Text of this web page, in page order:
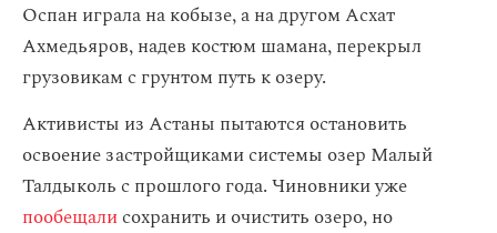
Оспан играла на кобызе, а на другом Асхат
Ахмедьяров, надев костюм шамана, перекрыл
грузовикам с грунтом путь к озеру.
Активисты из Астаны пытаются остановить
освоение застройщиками системы озер Малый
Талдыколь с прошлого года. Чиновники уже
пообещалисохранить и очистить озеро, но